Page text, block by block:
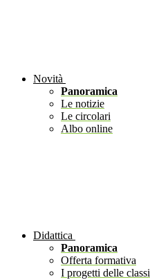
Novità
Panoramica
Le notizie
Le circolari
Albo online
Didattica
Panoramica
Offerta formativa
I progetti delle classi